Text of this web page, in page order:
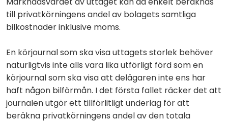
till privatkörningens andel av bolagets samtliga
bilkostnader inklusive moms.
En körjournal som ska visa uttagets storlek behöver
naturligtvis inte alls vara lika utförligt förd som en
körjournal som ska visa att delägaren inte ens har
haft någon bilförmån. I det första fallet räcker det att
journalen utgör ett tillförlitligt underlag för att
beräkna privatkörningens andel av den totala